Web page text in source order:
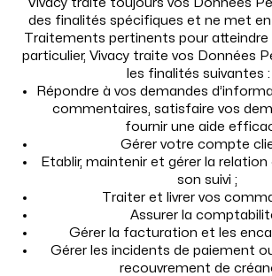
Vivacy traite toujours vos Données
des finalités spécifiques et ne met
Traitements pertinents pour atteindre
particulier, Vivacy traite vos Données
les finalités suivantes :
Répondre à vos demandes
commentaires, satisfaire vos
fournir une aide
Gérer votre compte
Etablir, maintenir et gérer la
son suivi ;
Traiter et livrer vos
Assurer la
Gérer la facturation et les
Gérer les incidents de paiement
recouvrement de